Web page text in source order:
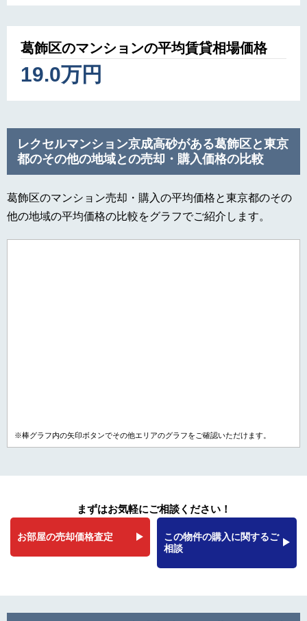
葛飾区のマンションの平均賃貸相場価格
19.0万円
レクセルマンション京成高砂がある葛飾区と東京
都のその他の地域との売却・購入価格の比較
葛飾区のマンション売却・購入の平均価格と東京都のその
他の地域の平均価格の比較をグラフでご紹介します。
※棒グラフ内の矢印ボタンでその他エリアのグラフをご確認いただけます。
まずはお気軽にご相談ください！
お部屋の売却価格査定
この物件の購入に関するご
相談